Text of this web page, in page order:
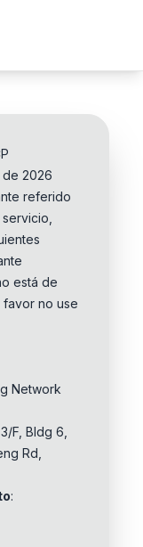
de 2026
referido
está de
no use
Network
F, Bldg 6,
Rd,
: